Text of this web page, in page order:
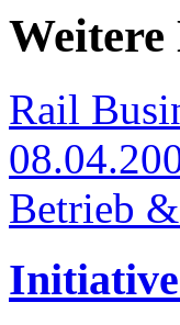
Weitere
Rail
Betrieb